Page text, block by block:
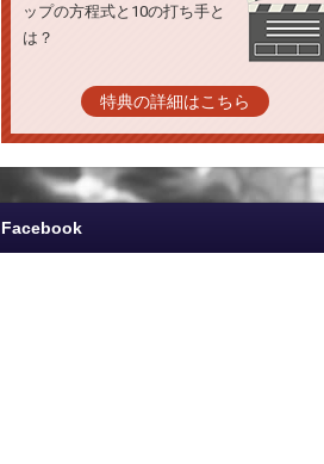
ップの方程式と10の打ち手と
は？
特典の詳細はこちら
Facebook